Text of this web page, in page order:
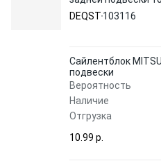
DEQST 103116
Сайлентблок
подвески
Вероятность
Наличие
Отгрузка
10.99 p.